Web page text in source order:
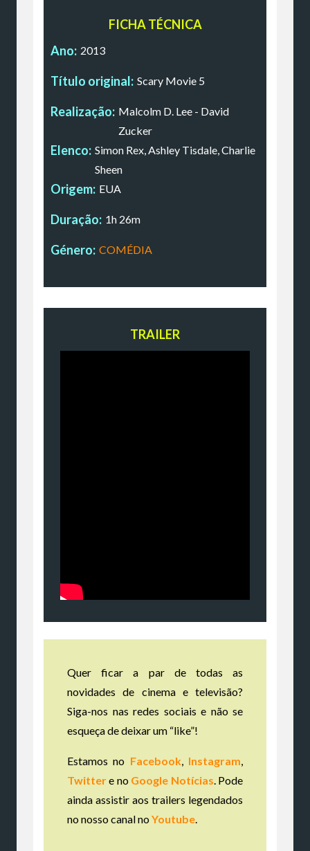
FICHA TÉCNICA
Ano: 2013
Título original: Scary Movie 5
Realização: Malcolm D. Lee - David
Zucker
Elenco: Simon Rex, Ashley Tisdale, Charlie
Sheen
Origem: EUA
Duração: 1h 26m
Género: COMÉDIA
TRAILER
Quer ficar a par de todas as
novidades de cinema e televisão?
Siga-nos nas redes sociais e não se
esqueça de deixar um “like”!
Estamos no Facebook, Instagram
Twittere no Google Notícias . Pode
ainda assistir aos trailers legendados
no nosso canal noYoutube